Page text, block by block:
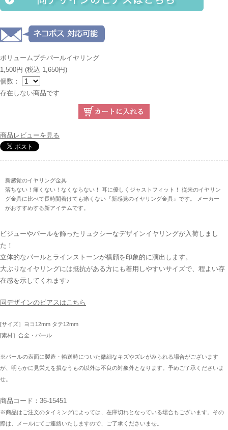
ボリュームプチパールイヤリング
1,500円 (税込 1,650円)
個数：
存在しない商品です
商品レビューを見る
新感覚のイヤリング金具
落ちない！痛くない！なくならない！ 耳に優しくジャストフィット！ 従来のイヤリン
グ金具に比べて長時間着けても痛くない『新感覚のイヤリング金具』です。 メーカー
がおすすめする新アイテムです。
ビジューやパールを飾ったリュクシーなデザインイヤリングが入荷しまし
た！
立体的なパールとラインストーンが横顔を印象的に演出します。
大ぶりなイヤリングには抵抗がある方にも着用しやすいサイズで、程よい存
在感を示してくれます♪
同デザインのピアスはこちら
[サイズ］ヨコ12mm タテ12mm
[素材］合金・パール
※パールの表面に製造・輸送時についた微細なキズやズレがみられる場合がございます
が、明らかに見栄えを損なうもの以外は不良の対象外となります。予めご了承くださいま
せ。
商品コード：36-15451
※商品はご注文のタイミングによっては、在庫切れとなっている場合もございます。その
際は、メールにてご連絡いたしますので、ご了承くださいませ。